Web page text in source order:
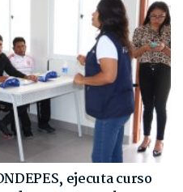
ejecuta curso